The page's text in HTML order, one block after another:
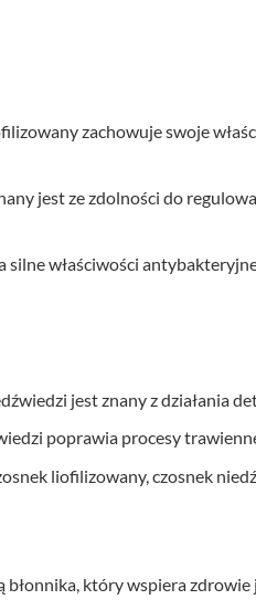
zachowuje swoje
jest ze zdolności do
silne właściwości
jest znany z działania
poprawia procesy
liofilizowany, czosnek
błonnika, który wspiera